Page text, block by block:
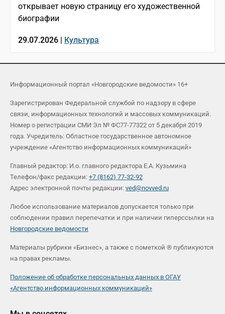
открывает новую страницу его художественной
биографии
29.07.2026 | Культура
Информационный портал «Новгородские ведомости» 16+
Зарегистрирован Федеральной службой по надзору в сфере
связи, информационных технологий и массовых коммуникаций.
Номер о регистрации СМИ Эл № ФС77-77322 от 5 декабря 2019
года. Учредитель: Областное государственное автономное
учреждение «Агентство информационных коммуникаций»
Главный редактор: И.о. главного редактора Е.А. Кузьмина
Телефон/факс редакции: +7 (8162) 77-32-92
Адрес электронной почты редакции: ved@novved.ru
Любое использование материалов допускается только при
соблюдении правил перепечатки и при наличии гиперссылки на
Новгородские ведомости
Материалы рубрики «Бизнес», а также с пометкой ® публикуются
на правах рекламы.
Положение об обработке персональных данных в ОГАУ
«Агентство информационных коммуникаций»